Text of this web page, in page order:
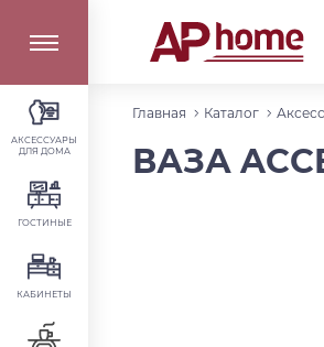
АКСЕССУАРЫ
ДЛЯ ДОМА
ГОСТИНЫЕ
КАБИНЕТЫ
Главная Каталог
ВАЗА